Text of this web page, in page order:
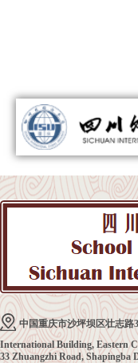
中国重庆市沙坪坝区壮志路
International Building, Eastern
33 Zhuangzhi Road, Shapingba